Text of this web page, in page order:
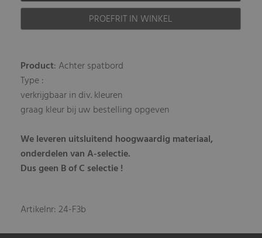
PROEFRIT IN WINKEL
Product: Achter spatbord
Type :
verkrijgbaar in div. kleuren
graag kleur bij uw bestelling opgeven
We leveren uitsluitend hoogwaardig materiaal,
onderdelen van A-selectie.
Dus geen B of C selectie !
Artikelnr: 24-F3b